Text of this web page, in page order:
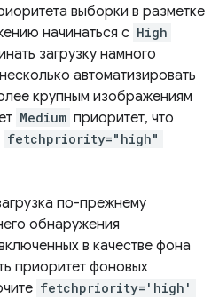
выборки в разметке
начинаться с High
загрузку намного
автоматизировать
крупным изображениям
Medium приоритет, что
fetchpriority="high"
по-прежнему
обнаружения
в качестве фона
приоритет фоновых
fetchpriority='high'